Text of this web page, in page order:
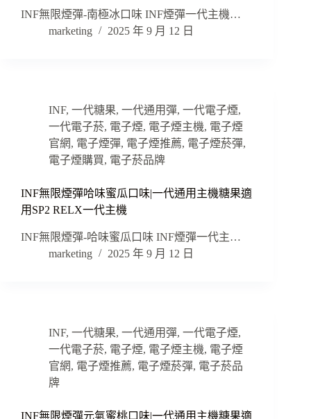
INF無限煙彈-南極冰口味 INF煙彈一代主機…
marketing
2025 年 9 月 12 日
INF, 一代糖果, 一代通用彈, 一代電子煙,
一代電子菸, 電子煙, 電子煙主機, 電子煙
官網, 電子煙彈, 電子煙推薦, 電子煙菸彈,
電子煙購買, 電子菸品牌
INF無限煙彈哈味蜜瓜口味|一代通用主機糖果適
用SP2 RELX一代主機
INF無限煙彈-哈味蜜瓜口味 INF煙彈一代主…
marketing
2025 年 9 月 12 日
INF, 一代糖果, 一代通用彈, 一代電子煙,
一代電子菸, 電子煙, 電子煙主機, 電子煙
官網, 電子煙推薦, 電子煙菸彈, 電子菸品
牌
INF無限煙彈元氣蜜桃口味|一代通用主機糖果適